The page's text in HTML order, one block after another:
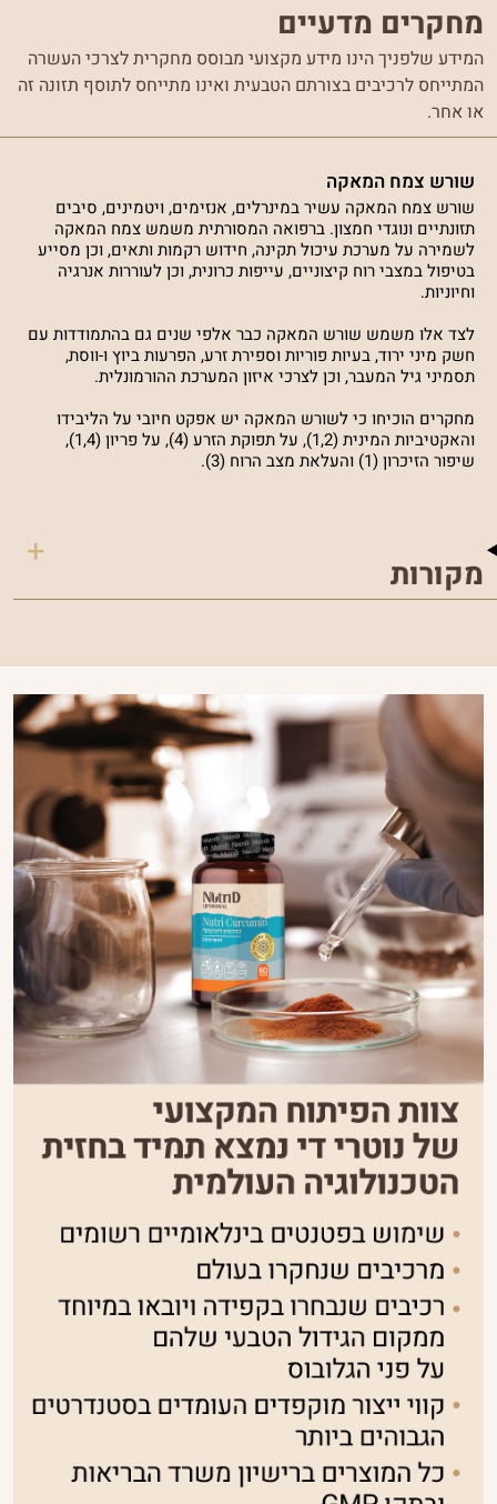
מחקרים מדעיים
המידע שלפניך הינו מידע מקצועי מבוסס מחקרית לצרכי העשרה
המתייחס לרכיבים בצורתם הטבעית ואינו מתייחס לתוסף תזונה זה
או אחר.
שורש צמח המאקה
שורש צמח המאקה עשיר במינרלים, אנזימים, ויטמינים, סיבים
תזונתיים ונוגדי חמצון. ברפואה המסורתית משמש צמח המאקה
לשמירה על מערכת עיכול תקינה, חידוש רקמות ותאים, וכן מסייע
בטיפול במצבי רוח קיצוניים, עייפות כרונית, וכן לעוררות אנרגיה
וחיוניות.
לצד אלו משמש שורש המאקה כבר אלפי שנים גם בהתמודדות עם
חשק מיני ירוד, בעיות פוריות וספירת זרע, הפרעות ביוץ ו-ווסת,
תסמיני גיל המעבר, וכן לצרכי איזון המערכת ההורמונלית.
מחקרים הוכיחו כי לשורש המאקה יש אפקט חיובי על הליבידו
והאקטיביות המינית (1,2), על תפוקת הזרע (4), על פריון (1,4),
שיפור הזיכרון (1) והעלאת מצב הרוח (3).
מקורות